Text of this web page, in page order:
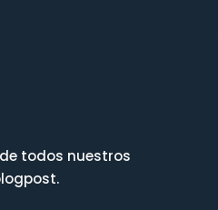
todos nuestros